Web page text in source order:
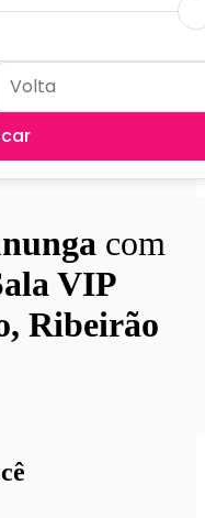
com
VIP
Ribeirão